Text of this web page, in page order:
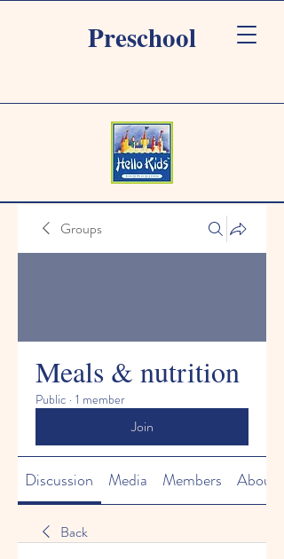
Preschool
Groups
Meals & nutrition
Public · 1 member
Join
Discussion Media Members About
Back